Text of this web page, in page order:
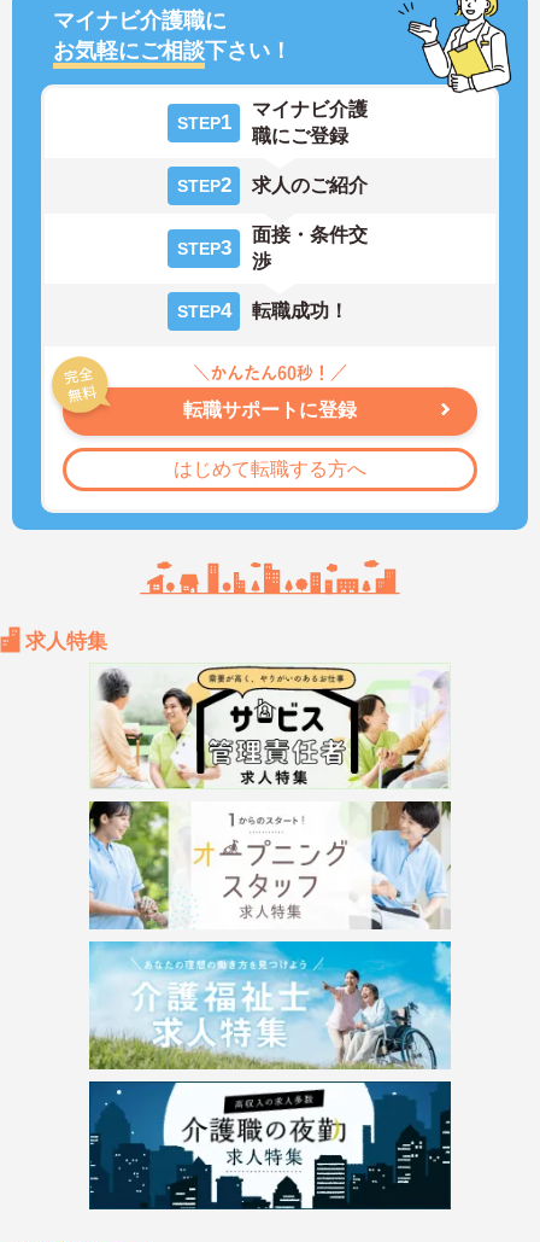
マイナビ介護職に
お気軽にご相談下さい！
STEP1
マイナビ介護
職にご登録
STEP2 求人のご紹介
STEP3
面接・条件交
渉
STEP4 転職成功！
転職サポートに登録
はじめて転職する方へ
求人特集